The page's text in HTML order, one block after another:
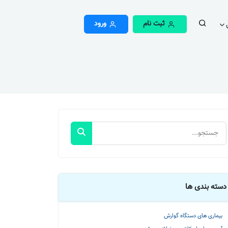
ثبت نام ورود
دسته بندی ها
بیماری های دستگاه گوارش